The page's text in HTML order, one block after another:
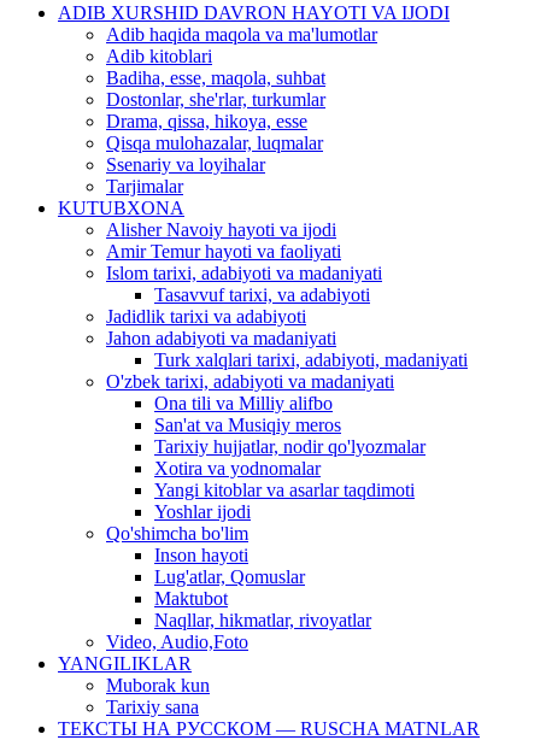
ADIB XURSHID DAVRON HAYOTI VA IJODI
Adib haqida maqola va ma'lumotlar
Adib kitoblari
Badiha, esse, maqola, suhbat
Dostonlar, she'rlar, turkumlar
Drama, qissa, hikoya, esse
Qisqa mulohazalar, luqmalar
Ssenariy va loyihalar
Tarjimalar
KUTUBXONA
Alisher Navoiy hayoti va ijodi
Amir Temur hayoti va faoliyati
Islom tarixi, adabiyoti va madaniyati
Tasavvuf tarixi, va adabiyoti
Jadidlik tarixi va adabiyoti
Jahon adabiyoti va madaniyati
Turk xalqlari tarixi, adabiyoti, madaniyati
O'zbek tarixi, adabiyoti va madaniyati
Ona tili va Milliy alifbo
San'at va Musiqiy meros
Tarixiy hujjatlar, nodir qo'lyozmalar
Xotira va yodnomalar
Yangi kitoblar va asarlar taqdimoti
Yoshlar ijodi
Qo'shimcha bo'lim
Inson hayoti
Lug'atlar, Qomuslar
Maktubot
Naqllar, hikmatlar, rivoyatlar
Video, Audio,Foto
YANGILIKLAR
Muborak kun
Tarixiy sana
ТЕКСТЫ НА РУССКОМ — RUSCHA MATNLAR